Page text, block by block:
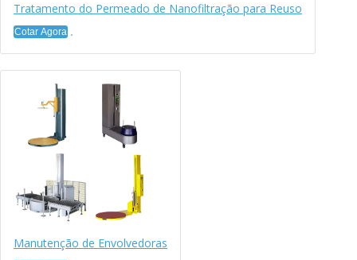
Tratamento do Permeado de Nanofiltração para Reuso
Cotar Agora
Manutenção de Envolvedoras